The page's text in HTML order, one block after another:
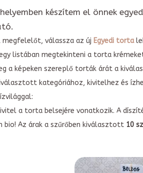
készítem el önnek
megfelelőt, válassza az új Egyedi torta
listában megtekinteni a torta
a képeken szereplő torták árát a
kategóriához, kivitelhez és
a torta belsejére vonatkozik. A
bio! Az árak a szűrőben kiválasztott 10